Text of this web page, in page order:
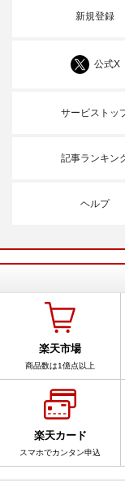
新規登録
公式X
サービストッ
記事ランキン
ヘルプ
楽天市場
商品数は1億点以上
楽天カード
スマホでカンタン申込